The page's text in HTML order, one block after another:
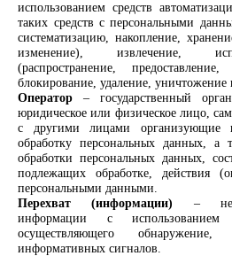
использованием средств
таких средств с персональными
систематизацию, накопление,
изменение), извлечение,
(распространение,
блокирование, удаление, уничтожение
Оператор– государственный
юридическое или физическое лицо,
с другими лицами организующие
обработку персональных данных, а
обработки персональных данных,
подлежащих обработке, действия
персональными данными.
Перехват (информации) –
информации с использованием
осуществляющего
информативных сигналов.